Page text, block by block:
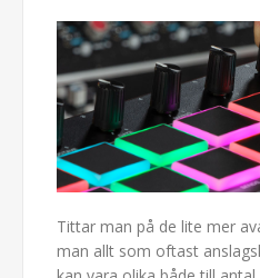
Tittar man på de lite mer
man allt som oftast